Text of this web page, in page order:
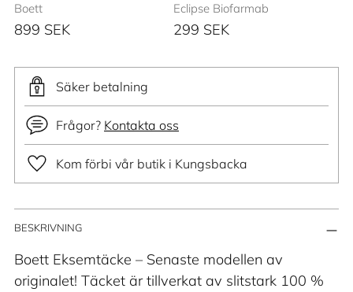
Boett
899 SEK
Eclipse Biofarmab
299 SEK
Säker betalning
Frågor? Kontakta oss
Kom förbi vår butik i Kungsbacka
Lägger
till
produkt
i
BESKRIVNING
Boett Eksemtäcke – Senaste modellen av
originalet! Täcket är tillverkat av slitstark 100 %